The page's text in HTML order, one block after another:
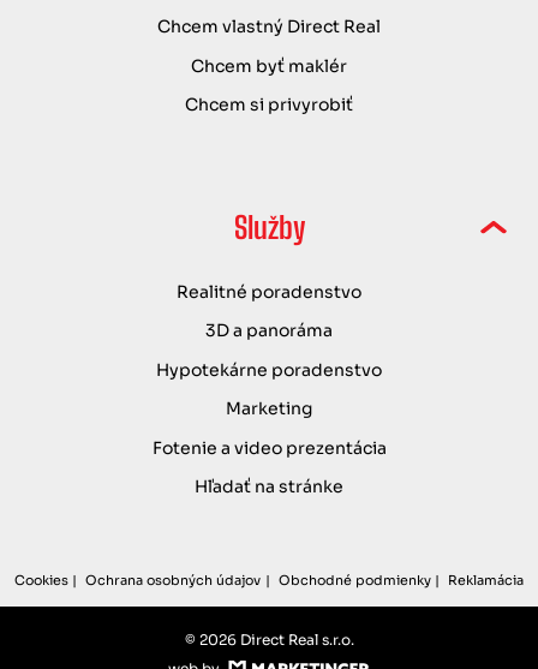
Chcem vlastný Direct Real
Chcem byť maklér
Chcem si privyrobiť
Služby
Realitné poradenstvo
3D a panoráma
Hypotekárne poradenstvo
Marketing
Fotenie a video prezentácia
Hľadať na stránke
Cookies Ochrana osobných údajov Obchodné podmienky Reklamácia
© 2026 Direct Real s.r.o.